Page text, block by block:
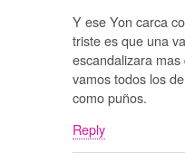
Y ese Yon carca
triste es que una
escandalizara
vamos todos los
como puños.
Reply